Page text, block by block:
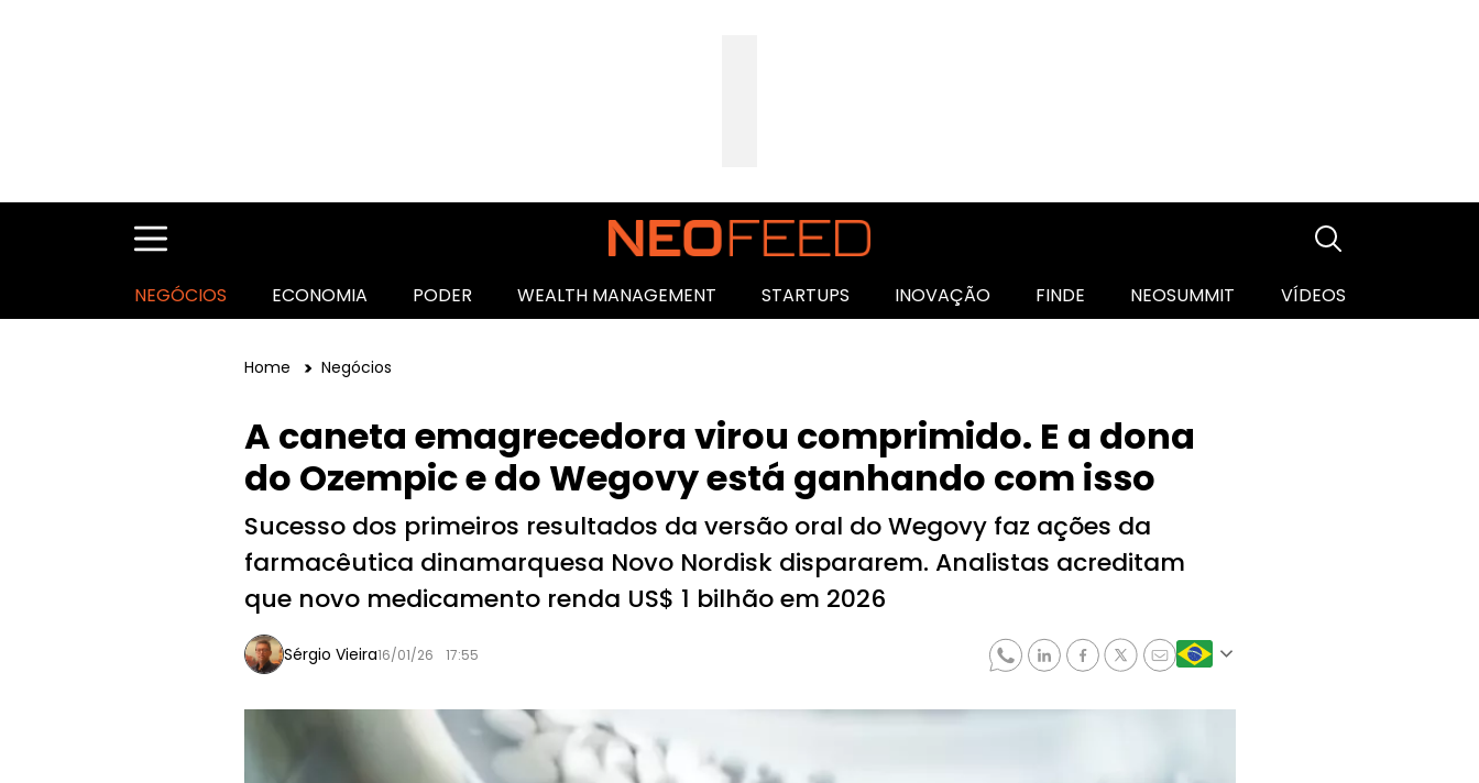
NEGÓCIOS ECONOMIA PODER WEALTH MANAGEMENT STARTUPS INOVAÇÃO FINDE NEOSUMMIT VÍDEOS
Home Negócios
A caneta emagrecedora virou comprimido. E a dona
do Ozempic e do Wegovy está ganhando com isso
Sucesso dos primeiros resultados da versão oral do Wegovy faz ações da
farmacêutica dinamarquesa Novo Nordisk dispararem. Analistas acreditam
que novo medicamento renda US$ 1 bilhão em 2026
Sérgio Vieira16/01/26 17:55